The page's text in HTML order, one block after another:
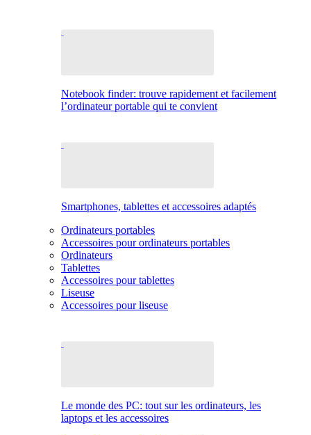
Notebook finder: trouve rapidement et facilement
l’ordinateur portable qui te convient
Smartphones, tablettes et accessoires adaptés
Ordinateurs portables
Accessoires pour ordinateurs portables
Ordinateurs
Tablettes
Accessoires pour tablettes
Liseuse
Accessoires pour liseuse
Le monde des PC: tout sur les ordinateurs, les
laptops et les accessoires